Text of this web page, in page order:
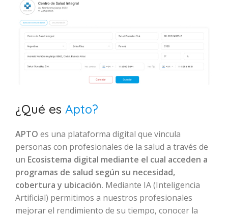
¿Qué es Apto?
APTO es una plataforma digital que vincula
personas con profesionales de la salud a través de
un Ecosistema digital mediante el cual acceden a
programas de salud según su necesidad,
cobertura y ubicación. Mediante IA (Inteligencia
Artificial) permitimos a nuestros profesionales
mejorar el rendimiento de su tiempo, conocer la